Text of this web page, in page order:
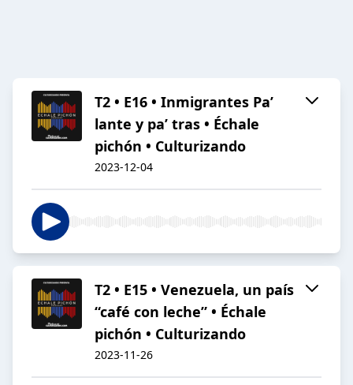
T2 • E16 • Inmigrantes Pa’
lante y pa’ tras • Échale
pichón • Culturizando
2023-12-04
T2 • E15 • Venezuela, un país
“café con leche” • Échale
pichón • Culturizando
2023-11-26